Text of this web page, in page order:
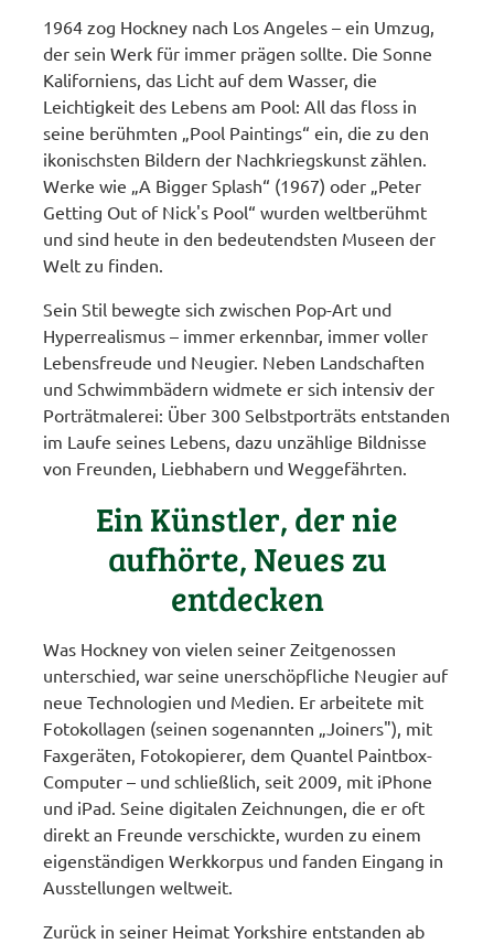
1964 zog Hockney nach Los Angeles – ein Umzug,
der sein Werk für immer prägen sollte. Die Sonne
Kaliforniens, das Licht auf dem Wasser, die
Leichtigkeit des Lebens am Pool: All das floss in
seine berühmten „Pool Paintings“ ein, die zu den
ikonischsten Bildern der Nachkriegskunst zählen.
Werke wie „A Bigger Splash“ (1967) oder „Peter
Getting Out of Nick's Pool“ wurden weltberühmt
und sind heute in den bedeutendsten Museen der
Welt zu finden.
Sein Stil bewegte sich zwischen Pop-Art und
Hyperrealismus – immer erkennbar, immer voller
Lebensfreude und Neugier. Neben Landschaften
und Schwimmbädern widmete er sich intensiv der
Porträtmalerei: Über 300 Selbstporträts entstanden
im Laufe seines Lebens, dazu unzählige Bildnisse
von Freunden, Liebhabern und Weggefährten.
Ein Künstler, der nie
aufhörte, Neues zu
entdecken
Was Hockney von vielen seiner Zeitgenossen
unterschied, war seine unerschöpfliche Neugier auf
neue Technologien und Medien. Er arbeitete mit
Fotokollagen (seinen sogenannten „Joiners"), mit
Faxgeräten, Fotokopierer, dem Quantel Paintbox-
Computer – und schließlich, seit 2009, mit iPhone
und iPad. Seine digitalen Zeichnungen, die er oft
direkt an Freunde verschickte, wurden zu einem
eigenständigen Werkkorpus und fanden Eingang in
Ausstellungen weltweit.
Zurück in seiner Heimat Yorkshire entstanden ab